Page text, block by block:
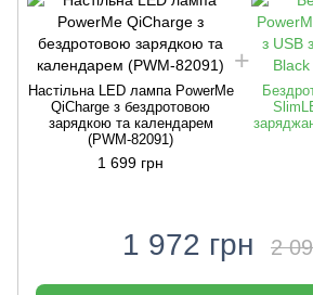
Настільна LED лампа PowerMe
QiCharge з бездротовою
зарядкою та календарем
(PWM-82091)
1 699 грн
1 972 грн 2